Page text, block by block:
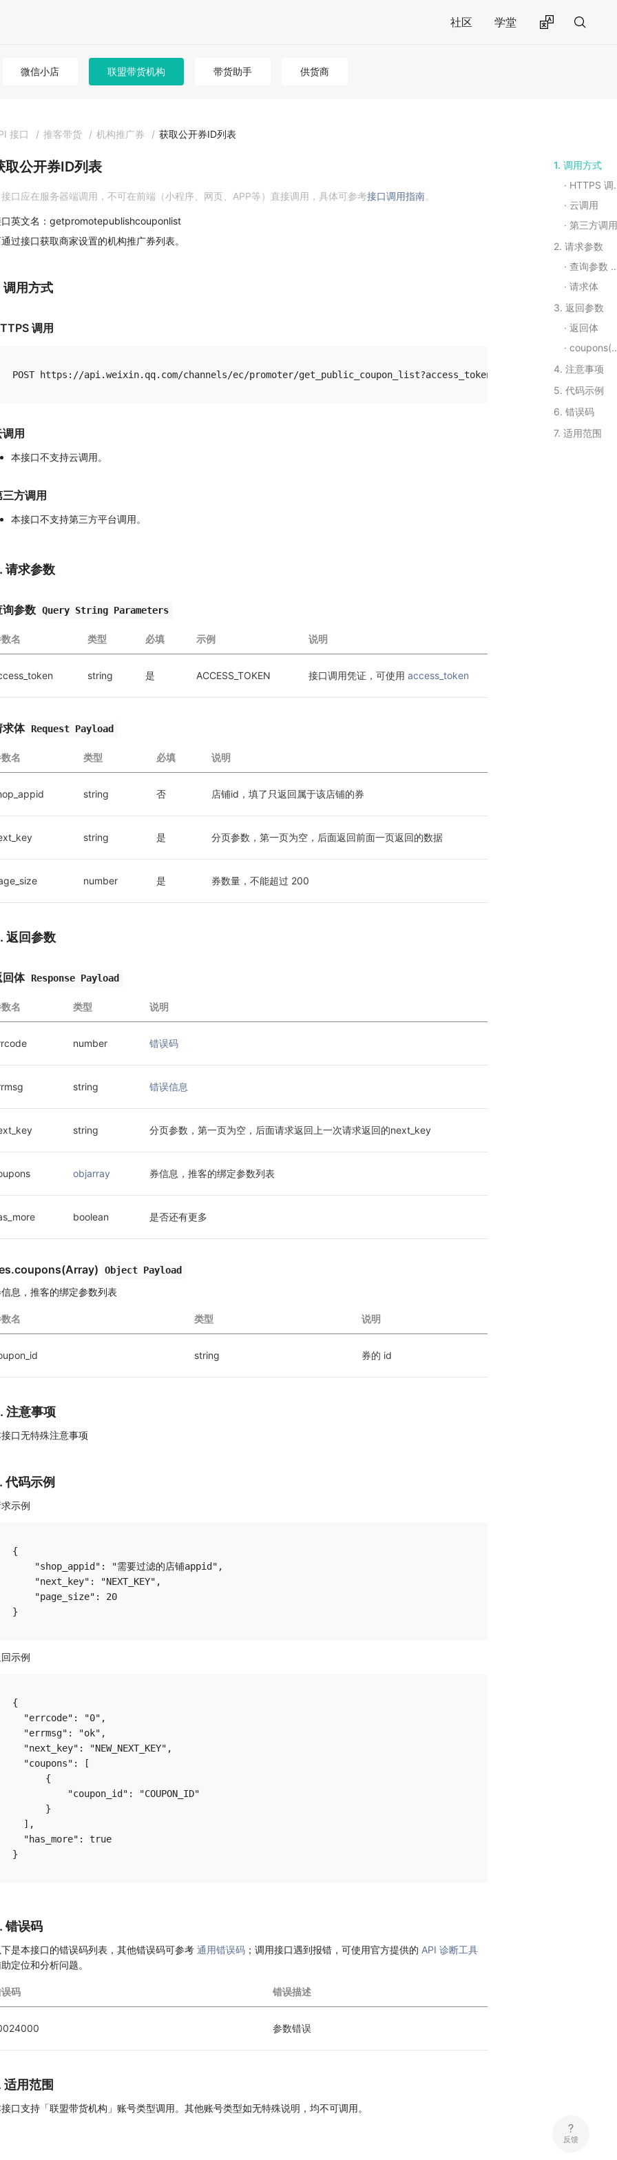
社区 学堂
微信小店 联盟带货机构 带货助手 供货商
接口 / 推客带货 / 机构推广券 / 获取公开券ID列表
取公开券ID列表
接口应在服务器端调用，不可在前端（小程序、网页、APP等）直接调用，具体可参考接口调用指南。
英文名：getpromotepublishcouponlist
过接口获取商家设置的机构推广券列表。
调用方式
调用
用
本接口不支持云调用。
三方调用
本接口不支持第三方平台调用。
请求参数
询参数 Query String Parameters
名 类型 必填 示例 说明
string 是 ACCESS_TOKEN 接口调用凭证，可使用 access_token
求体 Request Payload
名 类型 必填 说明
string 否 店铺id，填了只返回属于该店铺的券
string 是 分页参数，第一页为空，后面返回前面一页返回的数据
number 是 券数量，不能超过 200
返回参数
回体 Response Payload
名 类型 说明
number 错误码
string 错误信息
string 分页参数，第一页为空，后面请求返回上一次请求返回的next_key
objarray 券信息，推客的绑定参数列表
boolean 是否还有更多
Object Payload
息，推客的绑定参数列表
名 类型 说明
string 券的 id
注意事项
口无特殊注意事项
代码示例
示例
{
    "shop_appid": "需要过滤的店铺appid",
    "next_key": "NEXT_KEY",
    "page_size": 20
示例
{
  "errcode": "0",
  "errmsg": "ok",
  "next_key": "NEW_NEXT_KEY",
  "coupons": [
      {
          "coupon_id": "COUPON_ID"
      }
  ],
  "has_more": true
错误码
是本接口的错误码列表，其他错误码可参考 通用错误码 ；调用接口遇到报错，可使用官方提供的 API 诊断工具
定位和分析问题。
码 错误描述
参数错误
适用范围
口支持「联盟带货机构」账号类型调用。其他账号类型如无特殊说明，均不可调用。
1. 调用方式
HTTPS 调用
云调用
第三方调用
2. 请求参数
查询参数 Query String Parameters
请求体
3. 返回参数
返回体
coupons(Array)
4. 注意事项
5. 代码示例
6. 错误码
7. 适用范围
反馈